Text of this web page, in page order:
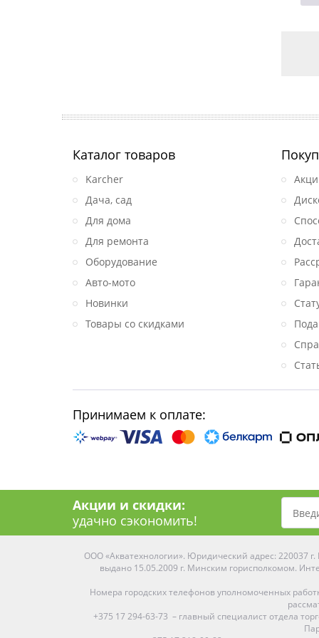
Каталог товаров
Karcher
Дача, сад
Для дома
Для ремонта
Оборудование
Авто-мото
Новинки
Товары со скидками
Принимаем к оплате:
Акции и скидки:
удачно сэкономить!
ООО «Акватехнологии». Юридический адрес: 220037
выдано 15.05.2009 г. Минским горисполкомом.
Номера городских телефонов уполномоченных
+375 17 294-63-73 – главный специалист отдела